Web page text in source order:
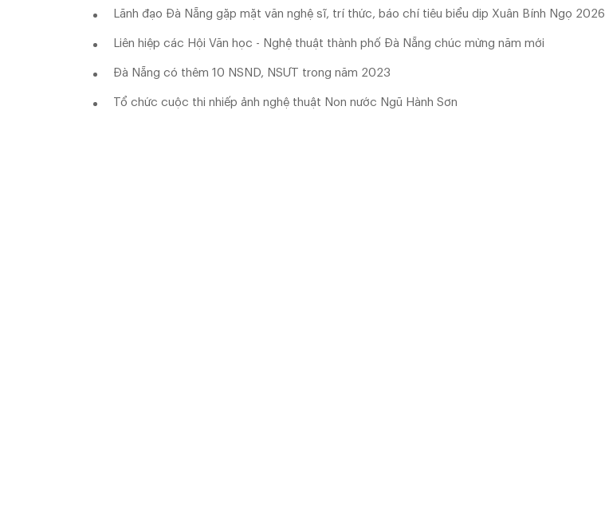
Lãnh đạo Đà Nẵng gặp mặt văn nghệ sĩ, trí thức, báo chí tiêu biểu dịp Xuân Bính Ngọ 2026
Liên hiệp các Hội Văn học - Nghệ thuật thành phố Đà Nẵng chúc mừng năm mới
Đà Nẵng có thêm 10 NSND, NSƯT trong năm 2023
Tổ chức cuộc thi nhiếp ảnh nghệ thuật Non nước Ngũ Hành Sơn